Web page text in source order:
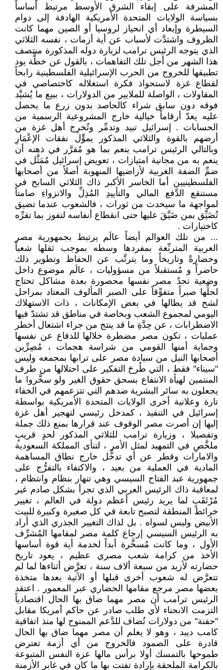
المشرفة على إبقاء الشرق الأوسط مرتبط أساساً
بسياسة الولايات المتحدة الأمريكية الهادفة إلى دوام
السيطرة وإبعاد أي انحياز لروسيا أو الصين مهما كانت
الظروف واشتدَّت لأسباب عن أية أزمات ، نفسه الثلاثي
الذي يتوجه الرئيس ترامب لزيارة دوله المذكورة منتصف
هذا الشهر من أجل تلك التفاهمات ، بالقول عن خطَّة يود
تطبيقها للخروج من الحرب الإسرائيلية الفلسطينية رابحاً
لقطاع غزة لاستحواذ فكرة استغلاله كاختصاصي في
المقاولات ، الواصلة للملايير من الدولارات ، ببيع ما يُشيَّد
فوقه دون سابق شراء كالحاصد بدون زرع ما يحصل
عليه يعدّ أرقاماً خيالية خارج المشروعية الرسمية من
الحسابات . إسرائيل تبيد وتدمِّر وتُخرِج أهل غزة من
أرضهم بالقوة والثلاثي المذكور يموٍّل نفقات الإعْمَارِ
وبالتالي الرئيس ترامب ينعم بما هو مُقرَّر في ذهنه أن
ينعم به من مجانية امتيازات ، تعويض إسرائيل مُمَثَّل في
ضمِّ الضفة الغربية لأراضيها المنهوبة أصلاً من أصحابها
الفلسطينيين أما الخاسر الأكبر ذاك الثلاثي السابح في
مستنقع الدَّفع المالي والتأييدِ المُذِلِّ والانزواءِ صامتاً
لمواجهة ما سيحدث من ثورات ، فالشعوب عندما تضيق
تُضَيِّق بمن ضَيَّقَ عليها حتى انقطاع أنفاسه لتفوز بما تقرِّه
كاختيارات .
... من تلك العوالم أيضاً عالَم يرتبط بجمهورية مصر
العربية المتربِّعة بمفردها وسطه بموجب ثقلها شعباً
وحضارةً وتاريخاً وما يترتَّب عن الحفاظ وتطوير ذلك
حاضراً و مُستقبلاً من مسؤوليات ، عالَم موضوع داخل
وضعية تجدُ مصر نفسها محصورة بعدة مشاكل تحتاج
لحلِّها صبراً متفوِّقاً على الصبر المألوف المعتاد بمراحل
لشح قد يطالها في بعض الإمكانات ، ذات الاستهلاك
اليومي لمجموع الشعب وبخاصة في مناطق قد تشتدّ فيها
الاضطرابات ، عن حِدَّةِ ما قد ينتج من جراء اشتعال أخطر
عمليات ، تكون مصر مضطرة خلالها للدفاع عن نفسها
وحماية أمنها القومي من شراسة هجمات ، مُصِرِّين
أصحابها النيل من سيادة مصر على ترابها بمجمعه وليس
"سيناء" فقط ، التي طُرحَ التفكير على احتلالها من طرف
المنتمين لهيأة الانتفاع بسحق حقوق الغير ولو سخَّروا ما
يجعلون به سائر البشرية ضدهم التي تتزعمهم في الخفاء
تارة وعلانية أخرى الولايات المتحدة الأمريكية بواسطة
إسرائيل في التنفيذ ، كمدخل رئيسي لتهجير أهل غزة
إليها إن أصرت مصر الوقوف عند قرارها بمنع ذلك جملة
وتفصيلا ، وزيارة ترامب للثلاثي المذكور لحدٍ قريبٍ
ملخَّصِ في التمهيد لمثل الأمر ، لتنأى المملكة السعودية
والامارات وقطر عن أي تدخُّل خارج نطاق المساهمة
المادية في العملية من بعيد ، والاكتفاء بالتفرُّج على
جمهورية عبد الفتاح السيسي وهي تنهار بنظام وانتظام ،
لمعاقبة ذاك الرئيس العربي الذي تجرأ بشكل صادم غير
مُرْتَقَبٍ لما يريد رئيس أعظم دولة في العالم ، تغيير
خرائط المنطقة لتصبح تابعة في كل صغيرة وكبيرة للبيت
الأبيض وليس لسواه . بل لذاك التغيير الجذري الذي أراد
به الرئيس السيسي إرجاع كلمة مصر لمقامها المُشرِّف
الأول ، وما كانت مُسخَّرة أبداً لخدمة أية قوة أساسها
الأخذ من كرامة شعب مصري عظيم ، يعود تاريخ
حضارته لأزيد من سبعة ألاف سنة ، تعرَّض أثناءها لما لم
تتعرَّض له شعوب أخرى قبلها أو الآتية بعدها متخذة
بعضها مصر مرجع مقامها الحضاري عبر المعمور . اعتقد
الرئيس ترامب أن مصر مهما ضاق بها الحال اقتصادياً
التزمت الانحناء لأي طلب صادر عن حاكم أمريكا مقابل
"حفنة" من دولارات تُضاف للدَّعم الممنوح لها منذ اتفاقية
كامب ديبد ، وهو لا يعلم أن مصر مهما ضاق بها الحال
قادرة على الصمود فالخروج من أي أزمة تعترض
طموحها بالتمسك أولا برأس مالها عزة النفس المتبوعة
بالكرامة الملحقة بإرادة تفتت بها ما كان في غابر الأزمنة